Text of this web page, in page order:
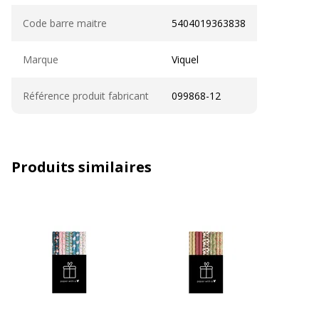
Code barre maitre 5404019363838
Marque Viquel
Référence produit fabricant 099868-12
Produits similaires